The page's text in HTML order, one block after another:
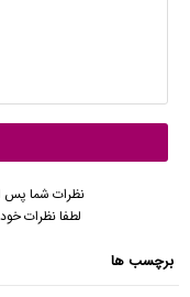
نظرات شما پس
لطفا نظرات
برچسب ها